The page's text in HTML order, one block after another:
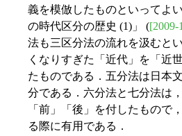
義を模倣したものといってよ
の時代区分の歴史 (1)」 ([2009-
法も三区分法の流れを汲むと
くなりすぎた「近代」を「近
たものである．五分法は日本
分である．六分法と七分法は
「前」「後」を付したもので
る際に有用である．